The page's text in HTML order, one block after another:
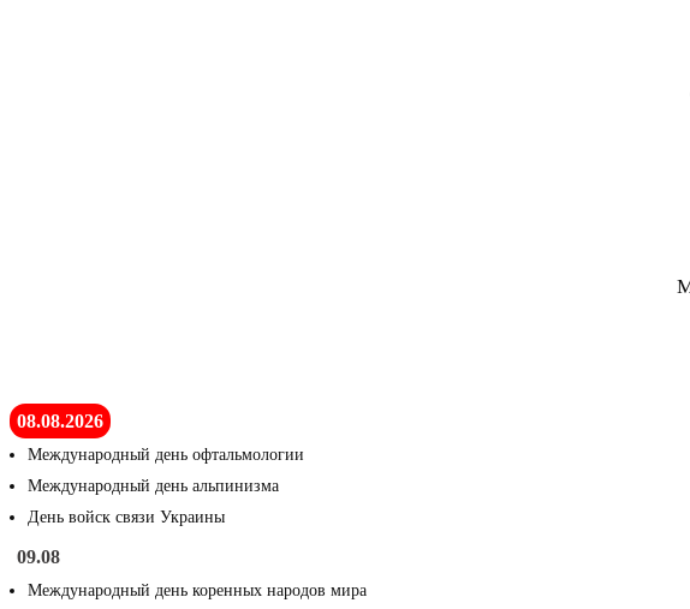
08.08.2026
Международный день офтальмологии
Международный день альпинизма
День войск связи Украины
09.08
Международный день коренных народов мира